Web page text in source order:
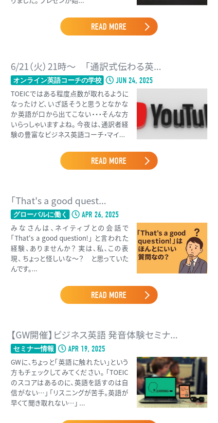
READ MORE
6/21（火）21時〜 「通訳式伝わる英...
オンライン英語コーチの学校 JUN 24, 2025
TOEICではある程度点数が取れるように
なったけど、いざ話そうと思うとなかな
か英語が口から出てこない・・・そんな方
いらっしゃいますよね。 今夜は、通訳者経
験の豊富なビジネス英語コーチ・マイ...
READ MORE
「That's a good quest...
グローバルに働く APR 26, 2025
みなさんは、ネイティブとの会話で
「That's a good question!」 と言われた
経験、ありませんか？ 実は、私、この表
現、 ちょっと怪しいな〜？ と思っていた
んです。...
READ MORE
【GW開催】ビジネス英語 発音体験セミナ...
セミナー情報 APR 19, 2025
GWに、ちょっと「英語に触れたい」という
方もチェックしてみてください。 「TOEIC
のスコアはあるのに、英語を話すのは自
信がない…」 「リスニングが苦手。英語が
早くて聞き取れない…」 ...